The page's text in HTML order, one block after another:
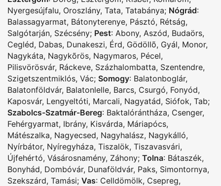
Nyergesújfalu, Oroszlány, Tata, Tatabánya; Nógrád:
Balassagyarmat, Bátonyterenye, Pásztó, Rétság,
Salgótarján, Szécsény; Pest: Abony, Aszód, Budaörs,
Cegléd, Dabas, Dunakeszi, Érd, Gödöllõ, Gyál, Monor,
Nagykáta, Nagykõrös, Nagymaros, Pécel,
Pilisvörösvár, Ráckeve, Százhalombatta, Szentendre,
Szigetszentmiklós, Vác; Somogy: Balatonboglár,
Balatonföldvár, Balatonlelle, Barcs, Csurgó, Fonyód,
Kaposvár, Lengyeltóti, Marcali, Nagyatád, Siófok, Tab;
Szabolcs-Szatmár-Bereg: Baktalórántháza, Csenger,
Fehérgyarmat, Ibrány, Kisvárda, Máriapócs,
Mátészalka, Nagyecsed, Nagyhalász, Nagykálló,
Nyírbátor, Nyíregyháza, Tiszalök, Tiszavasvári,
Újfehértó, Vásárosnamény, Záhony; Tolna: Bátaszék,
Bonyhád, Dombóvár, Dunaföldvár, Paks, Simontornya,
Szekszárd, Tamási; Vas: Celldömölk, Csepreg,